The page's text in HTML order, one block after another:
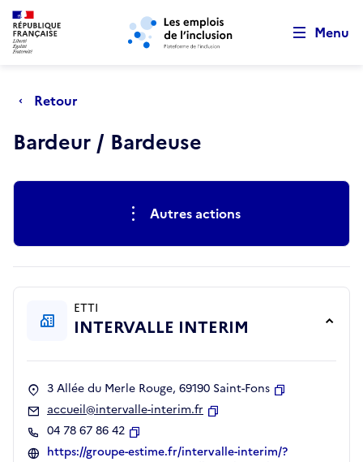
Aller au menu principal Aller au contenu principal
Menu
Retour
Bardeur / Bardeuse
Actions rapidesAutres actions
ETTI
INTERVALLE INTERIM
3 Allée du Merle Rouge, 69190 Saint-Fons
accueil@intervalle-interim.fr
04 78 67 86 42
Copier
https://groupe-estime.fr/intervalle-interim/?
Retour au début de la page
Panneau de gestion des cookies